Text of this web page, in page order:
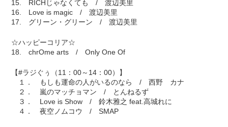
15. RICHじゃなくても / 渡辺美里
16. Love is magic / 渡辺美里
17. グリーン・グリーン / 渡辺美里
☆ハッピーコリア☆
18. chrOme arts / Only One Of
【#ラジぐぅ（11：00～14：00）】
１． もしも運命の人がいるのなら / 西野 カナ
２． 嵐のマッチョマン / とんねるず
３． Love is Show / 鈴木雅之 feat.高城れに
４． 夜空ノムコウ / SMAP